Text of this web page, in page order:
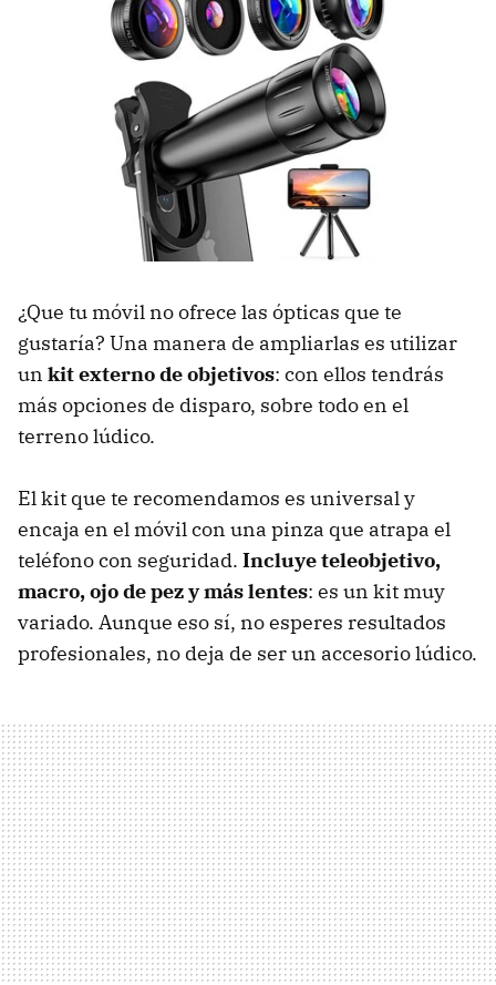
¿Que tu móvil no ofrece las ópticas que te
gustaría? Una manera de ampliarlas es utilizar
un kit externo de objetivos: con ellos tendrás
más opciones de disparo, sobre todo en el
terreno lúdico.
El kit que te recomendamos es universal y
encaja en el móvil con una pinza que atrapa el
teléfono con seguridad. Incluye teleobjetivo,
macro, ojo de pez y más lentes: es un kit muy
variado. Aunque eso sí, no esperes resultados
profesionales, no deja de ser un accesorio lúdico.